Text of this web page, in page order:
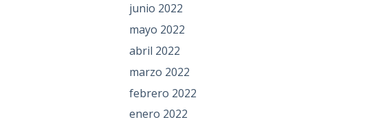
junio 2022
mayo 2022
abril 2022
marzo 2022
febrero 2022
enero 2022